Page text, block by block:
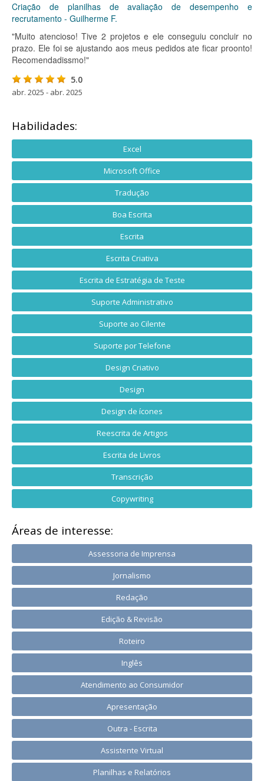
Criação de planilhas de avaliação de desempenho e
recrutamento - Guilherme F.
"Muito atencioso! Tive 2 projetos e ele conseguiu concluir no
prazo. Ele foi se ajustando aos meus pedidos ate ficar proonto!
Recomendadissmo!"
5.0
abr. 2025 - abr. 2025
Habilidades:
Excel
Microsoft Office
Tradução
Boa Escrita
Escrita
Escrita Criativa
Escrita de Estratégia de Teste
Suporte Administrativo
Suporte ao Cilente
Suporte por Telefone
Design Criativo
Design
Design de ícones
Reescrita de Artigos
Escrita de Livros
Transcrição
Copywriting
Áreas de interesse:
Assessoria de Imprensa
Jornalismo
Redação
Edição & Revisão
Roteiro
Inglês
Atendimento ao Consumidor
Apresentação
Outra - Escrita
Assistente Virtual
Planilhas e Relatórios